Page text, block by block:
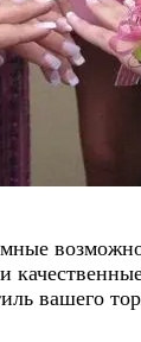
вашего